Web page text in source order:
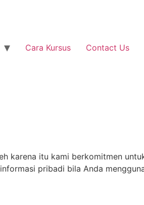
Cara Kursus Contact Us
karena itu kami berkomitmen
pribadi bila Anda